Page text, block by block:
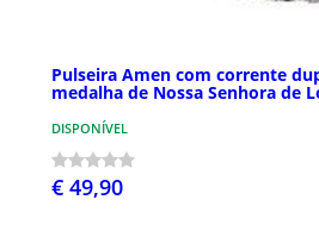
Pulseira Amen com corrente
medalha de Nossa Senhora de
DISPONÍVEL
€ 49,90